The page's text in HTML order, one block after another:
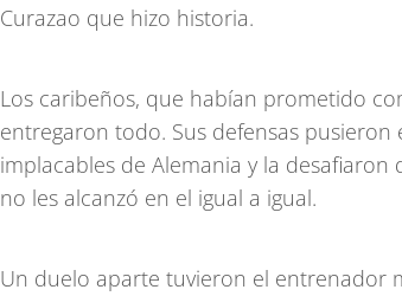
Curazao que hizo historia.
Los caribeños, que habían prometido
entregaron todo. Sus defensas
implacables de Alemania y la
no les alcanzó en el igual a igual.
Un duelo aparte tuvieron el entrenador